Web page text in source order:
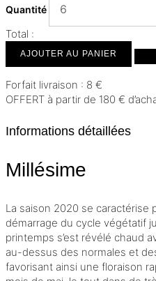
de
Condrieu
2020
Quantité
Total :
AJOUTER AU PANIER
Forfait livraison : 8 €
OFFERT à partir de 180 €
Informations détaillées
Millésime
La saison 2020 se caractérise
démarrage du cycle végétatif
printemps s’est révélé chaud
au-dessus des normales et
favorisant ainsi une floraison